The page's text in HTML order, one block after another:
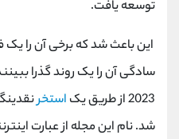
توسعه یافت.
این باعث شد که برخی آن را
سادگی آن را یک روند گذرا
2023 از طریق یک
استخر